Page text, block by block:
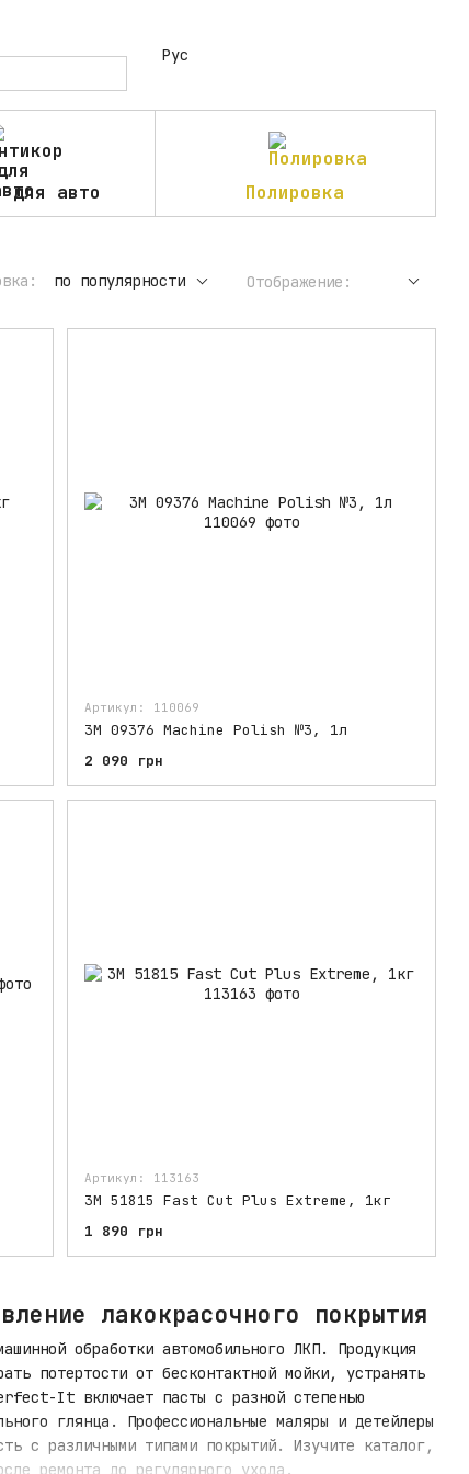
Рус
для авто Полировка
по популярности Отображение:
лакокрасочного покрытия
обработки автомобильного ЛКП. Продукция
потертости от бесконтактной мойки, устранять
It включает пасты с разной степенью
глянца. Профессиональные маляры и детейлеры
с различными типами покрытий. Изучите каталог,
ремонта до регулярного ухода.
Артикул: 110069
3M 09376 Machine Polish №3, 1л
2 090 грн
Артикул: 113163
3M 51815 Fast Cut Plus Extreme, 1кг
1 890 грн